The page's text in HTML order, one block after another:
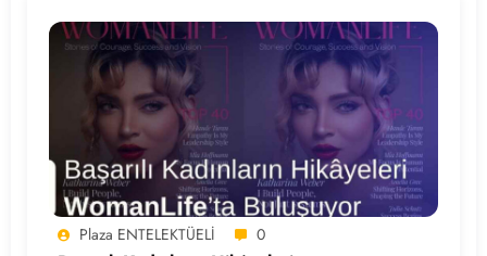
Plaza ENTELEKTÜELİ 0